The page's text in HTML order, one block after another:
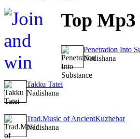
Top Mp3
Penetration Into
Nadishana
Takku Tatei
Nadishana
Trad.Music of AncientKuzhebar
Nadishana